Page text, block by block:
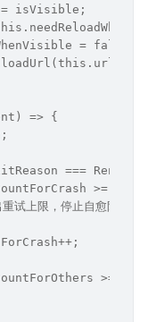
isVisible;
= false;
=> {
===
>=
上限，停止自愈防死循
>=